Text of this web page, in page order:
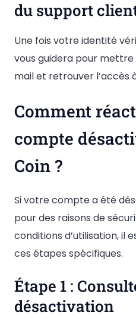
du support
Une fois votre identité
vous guidera pour
mail et retrouver l’accès
Comment
compte
Coin ?
Si votre compte a été
pour des raisons de
conditions d’utilisation, il
ces étapes spécifiques.
Étape 1 :
désactivation